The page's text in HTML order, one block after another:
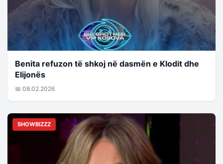
Benita refuzon të shkoj në dasmën e Klodit dhe
Elijonës
📅 08.02.2026
SHOWBIZZZ